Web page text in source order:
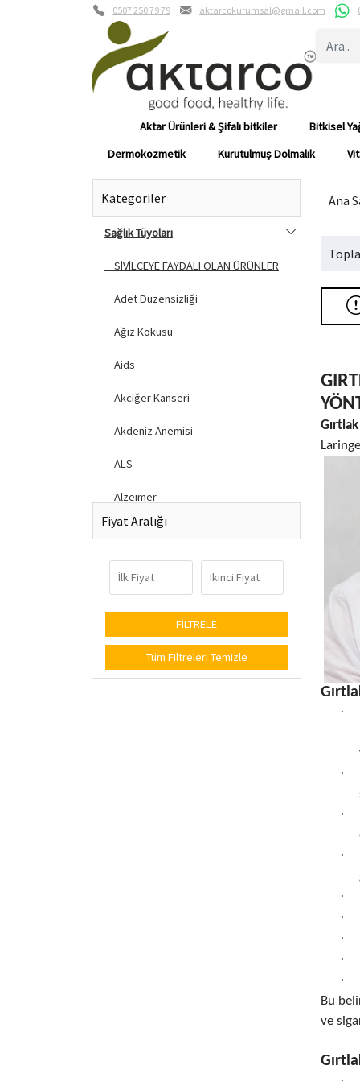
0507 250 79 79 aktarcokurumsal@gmail.com
Aktar Ürünleri & Şifalı bitkiler Bitkisel
Dermokozmetik
Kurutulmuş Dolmalık
Kategoriler
Sağlık Tüyoları
SİVİLCEYE FAYDALI OLAN ÜRÜNLER
Adet Düzensizliği
Ağız Kokusu
Aids
Akciğer Kanseri
Akdeniz Anemisi
ALS
Alzeimer
Astım & Bronşit
Bağırsak Kanseri
Basur
Behçet Hastalığı
Beyin Baloncuk
Fiyat Aralığı
Tüm Filtreleri Temizle
Ana
·
·
·
·
·
·
·
·
·
Bu
ve